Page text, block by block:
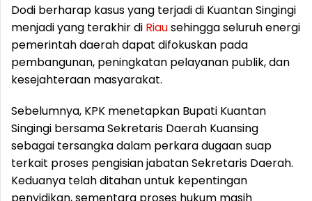
Dodi berharap kasus yang terjadi di Kuantan Singingi
menjadi yang terakhir di Riausehingga seluruh energi
pemerintah daerah dapat difokuskan pada
pembangunan, peningkatan pelayanan publik, dan
kesejahteraan masyarakat.
Sebelumnya, KPK menetapkan Bupati Kuantan
Singingi bersama Sekretaris Daerah Kuansing
sebagai tersangka dalam perkara dugaan suap
terkait proses pengisian jabatan Sekretaris Daerah.
Keduanya telah ditahan untuk kepentingan